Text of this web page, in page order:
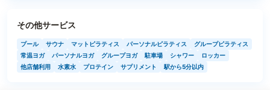
その他サービス
プール サウナ マットピラティス パーソナルピラティス
グループピラティス
常温ヨガ
パーソナルヨガ グループヨガ 駐車場 シャワー
ロッカー
他店舗利用
水素水 プロテイン サプリメント 駅から5分以内